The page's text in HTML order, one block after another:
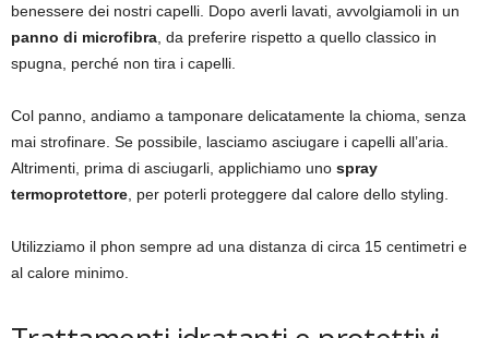
benessere dei nostri capelli. Dopo averli lavati, avvolgiamoli in un
panno di microfibra , da preferire rispetto a quello classico in
spugna, perché non tira i capelli.
Col panno, andiamo a tamponare delicatamente la chioma, senza
mai strofinare. Se possibile, lasciamo asciugare i capelli all’aria.
Altrimenti, prima di asciugarli, applichiamo uno spray
termoprotettore , per poterli proteggere dal calore dello styling.
Utilizziamo il phon sempre ad una distanza di circa 15 centimetri e
al calore minimo.